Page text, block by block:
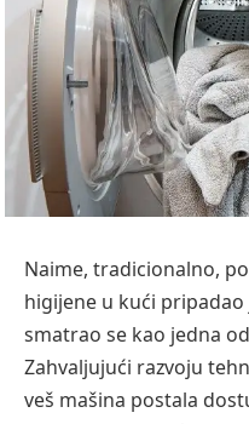
Naime, tradicionalno,
higijene u kući
smatrao se kao jedna
Zahvaljujući razvoju
veš mašina postala